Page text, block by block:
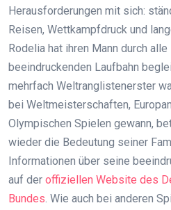
Herausforderungen mit sich:
Reisen, Wettkampfdruck und
Rodelia hat ihren Mann durch
beeindruckenden Laufbahn
mehrfach Weltranglistenerster
bei Weltmeisterschaften,
Olympischen Spielen gewann,
wieder die Bedeutung seiner
Informationen über seine
auf der offiziellen Website des
Bundes. Wie auch bei anderen